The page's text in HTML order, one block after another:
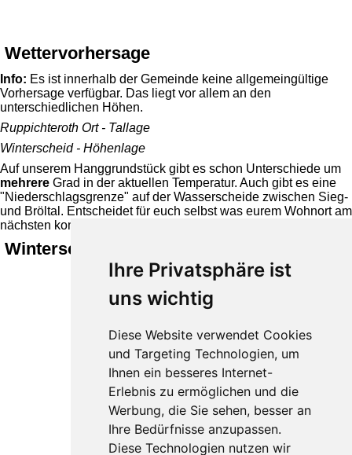
Ihre Privatsphäre ist
uns wichtig
Diese Website verwendet Cookies
und Targeting Technologien, um
Ihnen ein besseres Internet-
Erlebnis zu ermöglichen und die
Werbung, die Sie sehen, besser an
Ihre Bedürfnisse anzupassen.
Diese Technologien nutzen wir
Wettervorhersage
Info: Es ist innerhalb der Gemeinde keine allgemeingültige
Vorhersage verfügbar. Das liegt vor allem an den
unterschiedlichen Höhen.
Ruppichteroth Ort - Tallage
Winterscheid - Höhenlage
Auf unserem Hanggrundstück gibt es schon Unterschiede um
mehrere Grad in der aktuellen Temperatur. Auch gibt es eine
"Niederschlagsgrenze" auf der Wasserscheide zwischen Sieg-
und Bröltal. Entscheidet für euch selbst was eurem Wohnort am
nächsten kommt.
Winterscheid 214 m ü. NHN